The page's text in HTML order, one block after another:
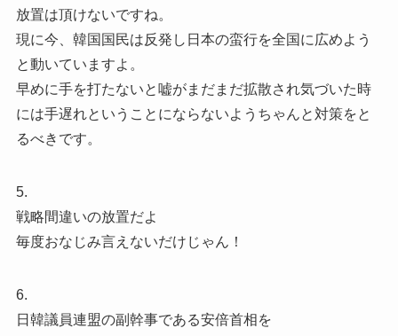
放置は頂けないですね。
現に今、韓国国民は反発し日本の蛮行を全国に広めよう
と動いていますよ。
早めに手を打たないと嘘がまだまだ拡散され気づいた時
には手遅れということにならないようちゃんと対策をと
るべきです。
5.
戦略間違いの放置だよ
毎度おなじみ言えないだけじゃん！
6.
日韓議員連盟の副幹事である安倍首相を